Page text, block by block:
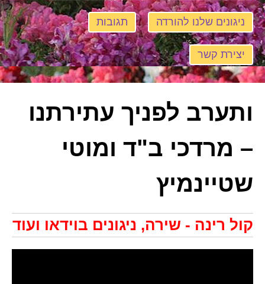
ניגונים שלנו להורדה תגובות
יצירת קשר
ותערב לפניך עתירתנו
– מרדכי ב"ד ומוטי
שטיינמיץ
קול רינה - שירה, ניגונים בוידאו ועוד